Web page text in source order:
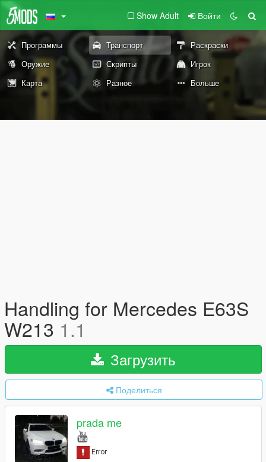
Show Adult Войти
Программы Транспорт
Раскраски
Оружие
Скрипты
Игрок
Карта
Разное Больше
Handling for Mercedes E63S
W213 1.1
Загрузить
Поделиться
prada me